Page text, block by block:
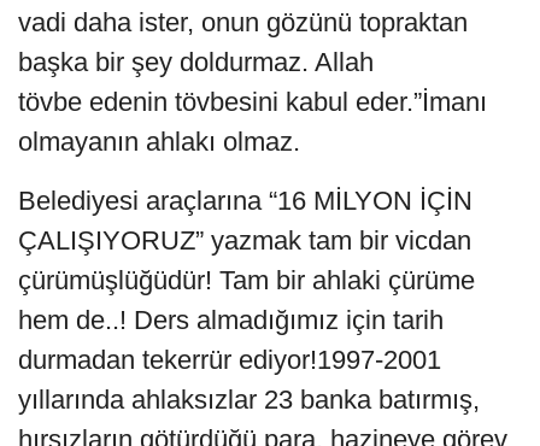
vadi daha ister, onun gözünü topraktan
başka bir şey doldurmaz. Allah
tövbe edenin tövbesini kabul eder.”İmanı
olmayanın ahlakı olmaz.
Belediyesi araçlarına “16 MİLYON İÇİN
ÇALIŞIYORUZ” yazmak tam bir vicdan
çürümüşlüğüdür! Tam bir ahlaki çürüme
hem de..! Ders almadığımız için tarih
durmadan tekerrür ediyor!1997-2001
yıllarında ahlaksızlar 23 banka batırmış,
hırsızların götürdüğü para, hazineye görev